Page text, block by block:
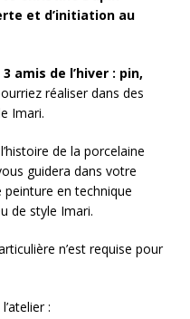
et d’initiation au
amis de l’hiver : pin,
réaliser dans des
Imari.
de la porcelaine
guidera dans votre
peinture en technique
de style Imari.
n’est requise pour
: